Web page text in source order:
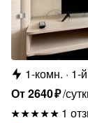
1-комн.
1-
От2640₽/
1